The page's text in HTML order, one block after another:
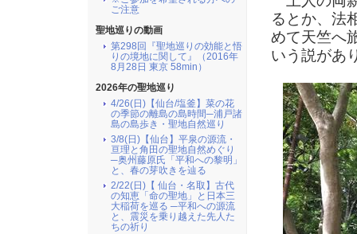
るとか、法
めて天竺へ
いう説があ
ご注意
聖地巡りの動画
第298回『聖地巡りの効能と悟
りの境地に関して』（2016年
8月28日 東京 58min）
2026年の聖地巡り
4/26(日)【仙台/塩釜】菜の花
の季節の離島の島時間─浦戸諸
島の島歩き・聖地自然巡り
3/8(日)【仙台】平泉の源流・
亘理と角田の聖地自然めぐり
─奥州藤原氏「平和への黎明」
と、春の芽吹きを辿る
2/22(日)【 仙台・名取】古代
の知恵「命の聖地」と日本三
大稲荷を巡る ─平和への源流
と、震災を乗り越えた先人た
ちの祈り